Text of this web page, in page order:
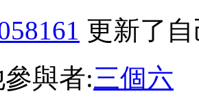
更新了
與者:三個六